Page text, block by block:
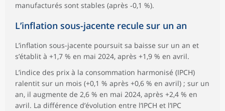
manufacturés sont stables (après ‑0,1 %).
L’inflation sous-jacente recule sur un an
L’inflation sous-jacente poursuit sa baisse sur un an et
s’établit à +1,7 % en mai 2024, après +1,9 % en avril.
L’indice des prix à la consommation harmonisé (IPCH)
ralentit sur un mois (+0,1 % après +0,6 % en avril) ; sur un
an, il augmente de 2,6 % en mai 2024, après +2,4 % en
avril. La différence d’évolution entre l’IPCH et l’IPC